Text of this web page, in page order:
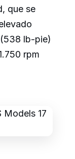
que se
lb-pie)
rpm